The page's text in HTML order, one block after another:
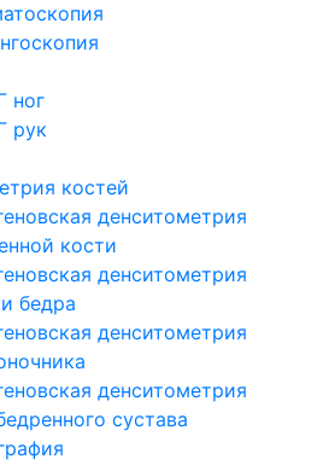
ног
рук
костей
денситометрия
кости
денситометрия
бедра
денситометрия
денситометрия
сустава